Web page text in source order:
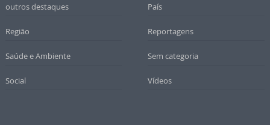
outros destaques País
Região Reportagens
Saúde e Ambiente Sem categoria
Social Vídeos